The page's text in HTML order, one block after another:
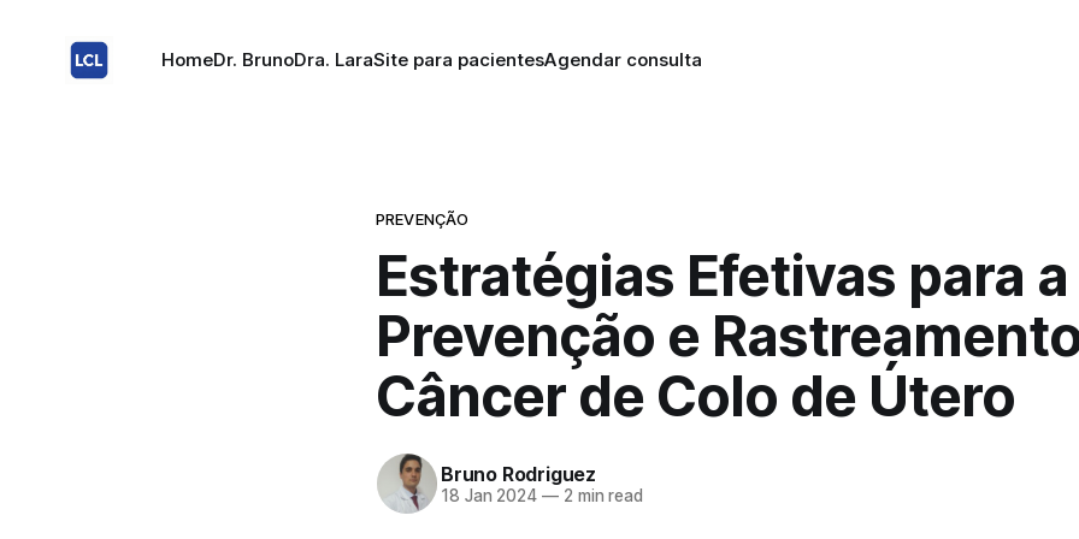
HomeDr. BrunoDra. LaraSite para pacientesAgendar consulta
PREVENÇÃO
Estratégias Efetivas para a
Prevenção e
Câncer de Colo de Útero
Bruno Rodriguez
18 Jan 2024 —2 min read